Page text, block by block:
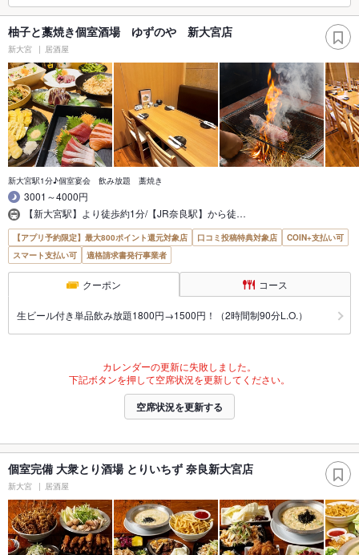
柚子と藁焼き個室酒場 ゆずのや 新大宮店
新大宮 居酒屋
新大宮駅1分♪個室宴会 飲み放題 藁焼き
3001～4000円
【新大宮駅】より徒歩約1分/【JR奈良駅】から徒…
【アプリ予約限定】最大800ポイント還元対象店 口コミ投稿特典対象店
COIN+支払い可
スマート支払い可
適格請求書発行事業者
クーポン コース
生ビール付き単品飲み放題1800円→1500円！（2時間制90分L.O.）
カレンダーの更新に失敗しました。
下記ボタンを押して空席状況を更新してください。
空席状況を更新する
個室完備 大衆とり酒場 とりいちず 奈良新大宮店
新大宮 居酒屋